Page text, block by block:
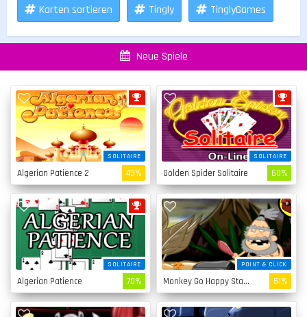
Karten sortieren Tingly TinglyGames
Neue Spiele
SOLITAIRE
Algerian Patience 2 43%
SOLITAIRE
Golden Spider Solitaire 60%
SOLITAIRE
Algerian Patience 70%
POINT & CLICK
Monkey Go Happy Stage 4 51%